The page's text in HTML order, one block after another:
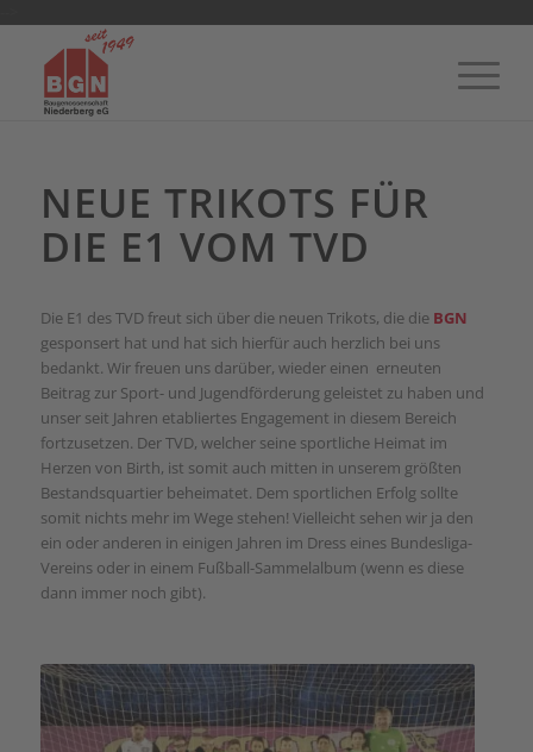
NEUE TRIKOTS FÜR
DIE E1 VOM TVD
Die E1 des TVD freut sich über die neuen Trikots, die die BGN
gesponsert hat und hat sich hierfür auch herzlich bei uns
bedankt. Wir freuen uns darüber, wieder einen erneuten
Beitrag zur Sport- und Jugendförderung geleistet zu haben und
unser seit Jahren etabliertes Engagement in diesem Bereich
fortzusetzen. Der TVD, welcher seine sportliche Heimat im
Herzen von Birth, ist somit auch mitten in unserem größten
Bestandsquartier beheimatet. Dem sportlichen Erfolg sollte
somit nichts mehr im Wege stehen! Vielleicht sehen wir ja den
ein oder anderen in einigen Jahren im Dress eines Bundesliga-
Vereins oder in einem Fußball-Sammelalbum (wenn es diese
dann immer noch gibt).